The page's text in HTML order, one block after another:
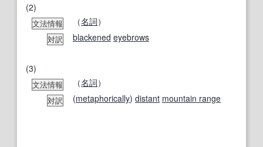
(2)
文法情報 （名詞）
対訳 blackened eyebrows
(3)
文法情報 （名詞）
対訳 (metaphorically) distant mountain range